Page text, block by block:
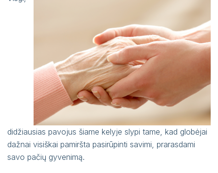
didžiausias pavojus šiame kelyje slypi tame, kad globėjai
dažnai visiškai pamiršta pasirūpinti savimi, prarasdami
savo pačių gyvenimą.